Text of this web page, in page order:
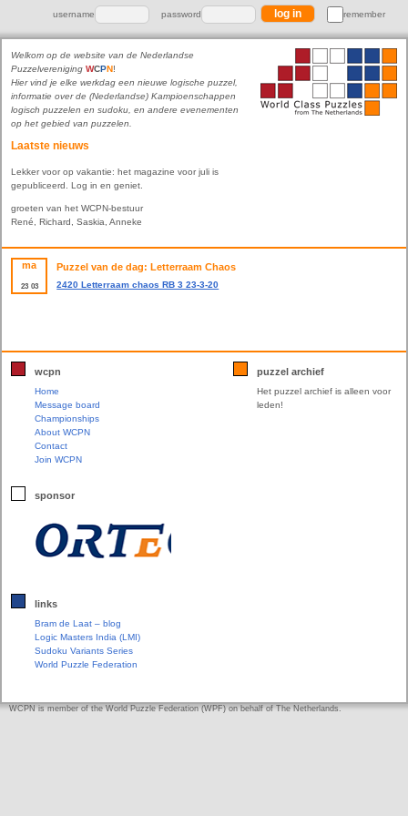
username password remember
Welkom op de website van de Nederlandse
Puzzelvereniging WCPN!
Hier vind je elke werkdag een nieuwe logische puzzel,
informatie over de (Nederlandse) Kampioenschappen
logisch puzzelen en sudoku, en andere evenementen
op het gebied van puzzelen.
Laatste nieuws
Lekker voor op vakantie: het magazine voor juli is
gepubliceerd. Log in en geniet.
groeten van het WCPN-bestuur
René, Richard, Saskia, Anneke
ma
23 03
Puzzel van de dag: Letterraam Chaos
2420 Letterraam chaos RB 3 23-3-20
wcpn
Home
Message board
Championships
About WCPN
Contact
Join WCPN
sponsor
links
Bram de Laat – blog
Logic Masters India (LMI)
Sudoku Variants Series
World Puzzle Federation
puzzel archief
Het puzzel archief is alleen voor
leden!
WCPN is member of the World Puzzle Federation (WPF) on behalf of The Netherlands.